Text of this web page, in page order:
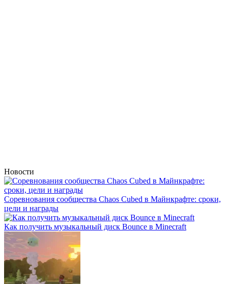
Новости
Соревнования сообщества Chaos Cubed в Майнкрафте: сроки,
цели и награды
Как получить музыкальный диск Bounce в Minecraft